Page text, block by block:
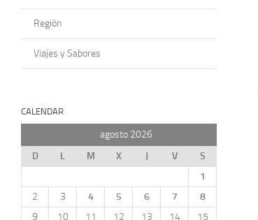
Región
Viajes y Sabores
CALENDAR
agosto 2026
D
L M X J V
S
1
2
3 4 5 6 7
8
9
10 11 12 13 14
15